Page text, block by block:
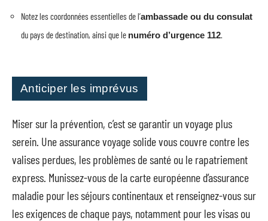
Notez les coordonnées essentielles de l’ambassade ou du consulat
du pays de destination, ainsi que le numéro d’urgence 112.
Anticiper les imprévus
Miser sur la prévention, c’est se garantir un voyage plus
serein. Une assurance voyage solide vous couvre contre les
valises perdues, les problèmes de santé ou le rapatriement
express. Munissez-vous de la carte européenne d’assurance
maladie pour les séjours continentaux et renseignez-vous sur
les exigences de chaque pays, notamment pour les visas ou